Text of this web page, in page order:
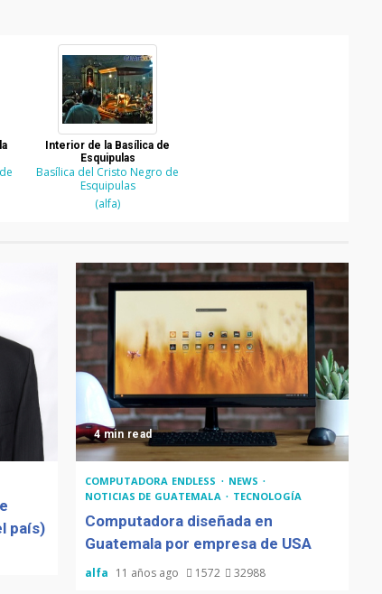
Interior de la Basílica de
Esquipulas
Basílica del Cristo Negro de
Esquipulas
(alfa)
país)
4 min read
COMPUTADORA ENDLESS
NEWS
NOTICIAS DE GUATEMALA
TECNOLOGÍA
Computadora diseñada en
Guatemala por empresa de USA
alfa 11 años ago 1572 32988